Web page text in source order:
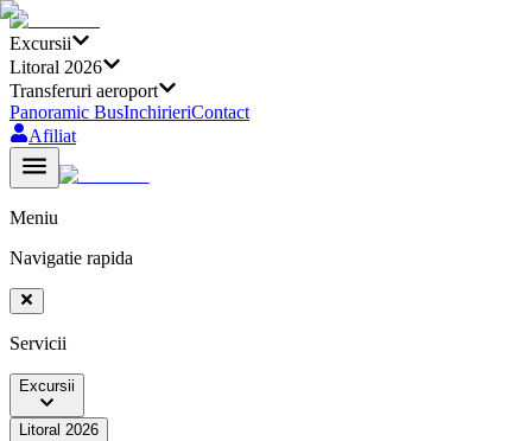
Excursii
Litoral 2026
Transferuri aeroport
Panoramic BusInchirieriContact
Afiliat
Meniu
Navigatie rapida
Servicii
Excursii
Litoral 2026